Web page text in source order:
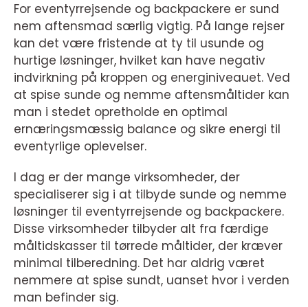
For eventyrrejsende og backpackere er sund
nem aftensmad særlig vigtig. På lange rejser
kan det være fristende at ty til usunde og
hurtige løsninger, hvilket kan have negativ
indvirkning på kroppen og energiniveauet. Ved
at spise sunde og nemme aftensmåltider kan
man i stedet opretholde en optimal
ernæringsmæssig balance og sikre energi til
eventyrlige oplevelser.
I dag er der mange virksomheder, der
specialiserer sig i at tilbyde sunde og nemme
løsninger til eventyrrejsende og backpackere.
Disse virksomheder tilbyder alt fra færdige
måltidskasser til tørrede måltider, der kræver
minimal tilberedning. Det har aldrig været
nemmere at spise sundt, uanset hvor i verden
man befinder sig.